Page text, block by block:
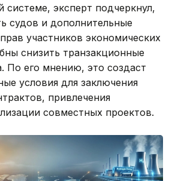
системе, эксперт подчеркнул,
судов и дополнительные
участников экономических
снизить транзакционные
По его мнению, это создаст
условия для заключения
привлечения
совместных проектов.